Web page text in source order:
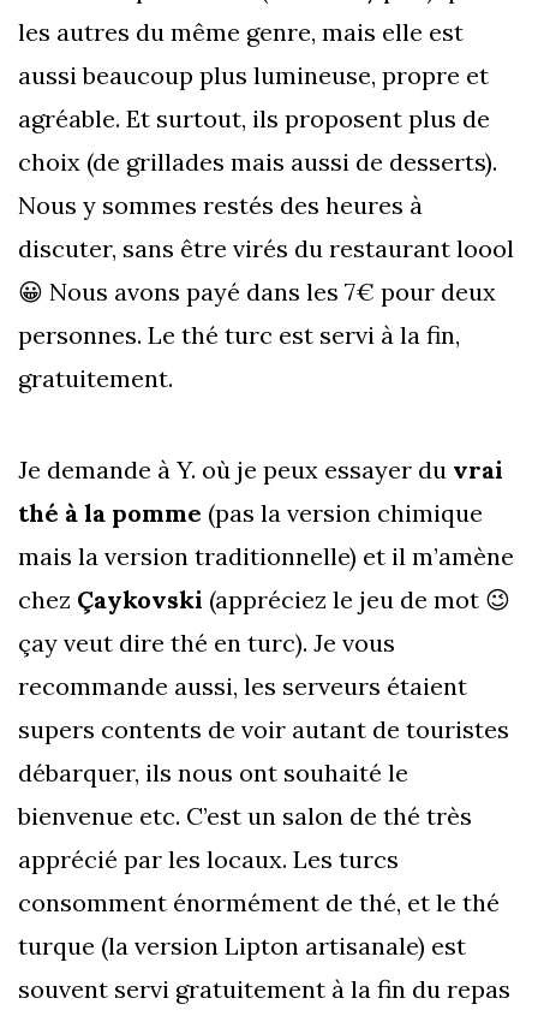
les autres du même genre, mais elle est
aussi beaucoup plus lumineuse, propre et
agréable. Et surtout, ils proposent plus de
choix (de grillades mais aussi de desserts).
Nous y sommes restés des heures à
discuter, sans être virés du restaurant loool
😀 Nous avons payé dans les 7€ pour deux
personnes. Le thé turc est servi à la fin,
gratuitement.
Je demande à Y. où je peux essayer du vrai
thé à la pomme (pas la version chimique
mais la version traditionnelle) et il m’amène
chez Çaykovski (appréciez le jeu de mot 😉
çay veut dire thé en turc). Je vous
recommande aussi, les serveurs étaient
supers contents de voir autant de touristes
débarquer, ils nous ont souhaité le
bienvenue etc. C’est un salon de thé très
apprécié par les locaux. Les turcs
consomment énormément de thé, et le thé
turque (la version Lipton artisanale) est
souvent servi gratuitement à la fin du repas